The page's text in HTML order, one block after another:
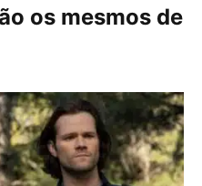
os mesmos de